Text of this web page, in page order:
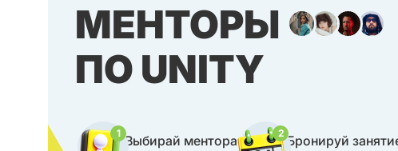
МЕНТОРЫ
ПО UNITY
1 Выбирай ментора
2 Бронируй